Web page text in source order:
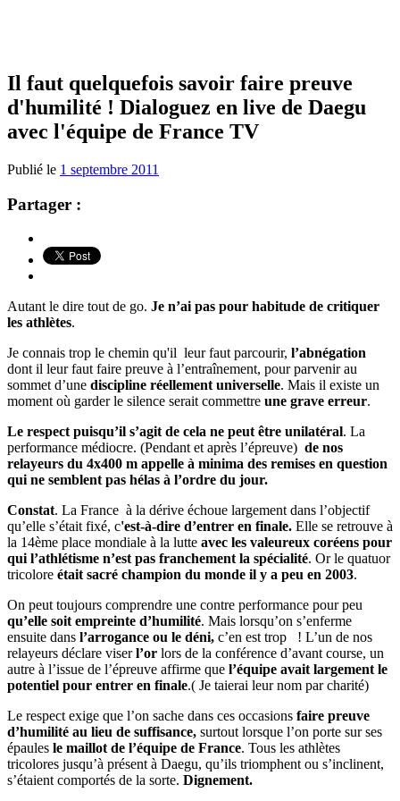
Il faut quelquefois savoir faire preuve
d'humilité ! Dialoguez en live de Daegu
avec l'équipe de France TV
Publié le 1 septembre 2011
Partager :
Autant le dire tout de go. Je n’ai pas pour habitude de critiquer
les athlètes.
Je connais trop le chemin qu'il leur faut parcourir, l’abnégation
dont il leur faut faire preuve à l’entraînement, pour parvenir au
sommet d’une discipline réellement universelle. Mais il existe un
moment où garder le silence serait commettre une grave erreur.
Le respect puisqu’il s’agit de cela ne peut être unilatéral. La
performance médiocre. (Pendant et après l’épreuve) de nos
relayeurs du 4x400 m appelle à minima des remises en question
qui ne semblent pas hélas à l’ordre du jour.
Constat. La France à la dérive échoue largement dans l’objectif
qu’elle s’était fixé, c'est-à-dire d’entrer en finale. Elle se retrouve à
la 14ème place mondiale à la lutte avec les valeureux coréens pour
qui l’athlétisme n’est pas franchement la spécialité. Or le quatuor
tricolore était sacré champion du monde il y a peu en 2003.
On peut toujours comprendre une contre performance pour peu
qu’elle soit empreinte d’humilité. Mais lorsqu’on s’enferme
ensuite dans l’arrogance ou le déni, c’en est trop ! L’un de nos
relayeurs déclare viserl’or lors de la conférence d’avant course, un
autre à l’issue de l’épreuve affirme que l’équipe avait largement le
potentiel pour entrer en finale.( Je taierai leur nom par charité)
Le respect exige que l’on sache dans ces occasions faire preuve
d’humilité au lieu de suffisance, surtout lorsque l’on porte sur ses
épaules le maillot de l’équipe de France. Tous les athlètes
tricolores jusqu’à présent à Daegu, qu’ils triomphent ou s’inclinent,
s’étaient comportés de la sorte. Dignement.